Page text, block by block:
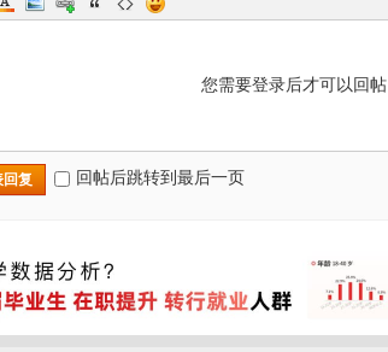
您需要登录后才可以回帖
回复 回帖后跳转到最后一页